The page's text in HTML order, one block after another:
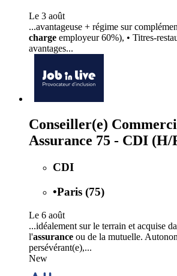
Le 3 août
...avantageuse + régime sur
charge employeur 60%), • Titres-
avantages...
Conseiller(e)
Assurance 75 - CDI (H/
CDI
•Paris (75)
Le 6 août
...idéalement sur le terrain et acquise
l'assurance ou de la mutuelle.
persévérant(e),...
New